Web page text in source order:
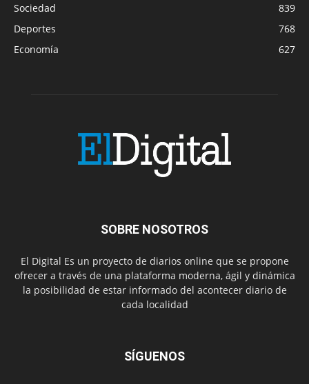
Sociedad
839
Deportes
768
Economía
627
SOBRE NOSOTROS
El Digital Es un proyecto de diarios online que se propone
ofrecer a través de una plataforma moderna, ágil y dinámica
la posibilidad de estar informado del acontecer diario de
cada localidad
SÍGUENOS